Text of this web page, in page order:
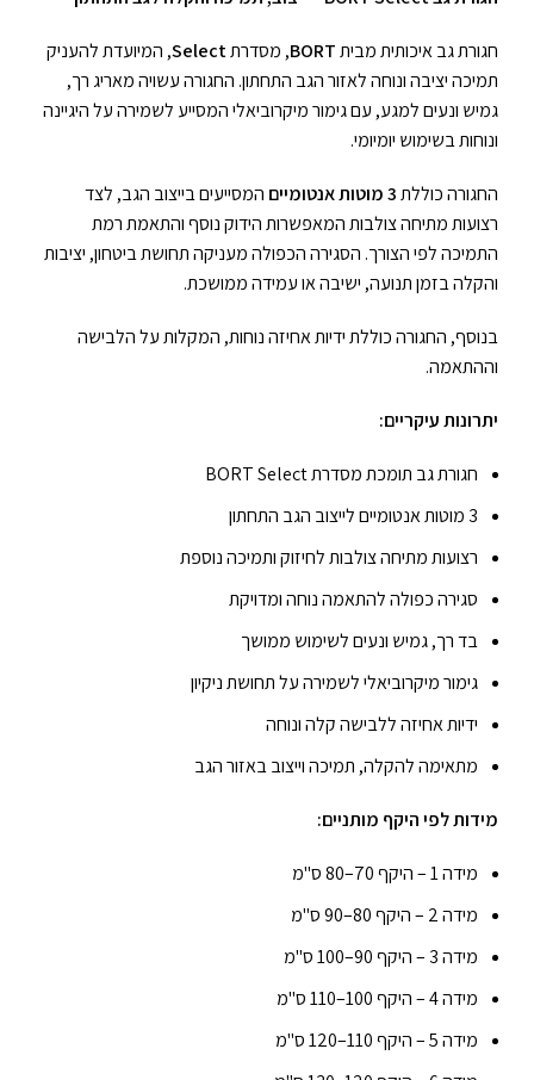
חגורת גב איכותית מביתBORT, מסדרתSelect, המיועדת להעניק
תמיכה יציבה ונוחה לאזור הגב התחתון. החגורה עשויה מאריג רך,
גמיש ונעים למגע, עם גימור מיקרוביאלי המסייע לשמירה על היגיינה
ונוחות בשימוש יומיומי.
החגורה כוללת3 מוטות אנטומיים
המסייעים בייצוב הגב, לצד
רצועות מתיחה צולבות המאפשרות הידוק נוסף והתאמת רמת
התמיכה לפי הצורך. הסגירה הכפולה מעניקה תחושת ביטחון, יציבות
והקלה בזמן תנועה, ישיבה או עמידה ממושכת.
בנוסף, החגורה כוללת ידיות אחיזה נוחות, המקלות על הלבישה
וההתאמה.
יתרונות עיקריים:
חגורת גב תומכת מסדרת BORT Select
3 מוטות אנטומיים לייצוב הגב התחתון
רצועות מתיחה צולבות לחיזוק ותמיכה נוספת
סגירה כפולה להתאמה נוחה ומדויקת
בד רך, גמיש ונעים לשימוש ממושך
גימור מיקרוביאלי לשמירה על תחושת ניקיון
ידיות אחיזה ללבישה קלה ונוחה
מתאימה להקלה, תמיכה וייצוב באזור הגב
מידות לפי היקף מותניים:
מידה 1 – היקף 70–80 ס"מ
מידה 2 – היקף 80–90 ס"מ
מידה 3 – היקף 90–100 ס"מ
מידה 4 – היקף 100–110 ס"מ
מידה 5 – היקף 110–120 ס"מ